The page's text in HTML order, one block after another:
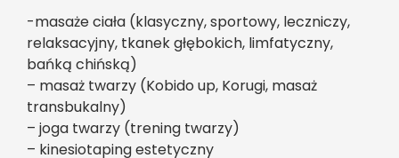
-masaże ciała (klasyczny, sportowy, leczniczy,
relaksacyjny, tkanek głębokich, limfatyczny,
bańką chińską)
– masaż twarzy (Kobido up, Korugi, masaż
transbukalny)
– joga twarzy (trening twarzy)
– kinesiotaping estetyczny